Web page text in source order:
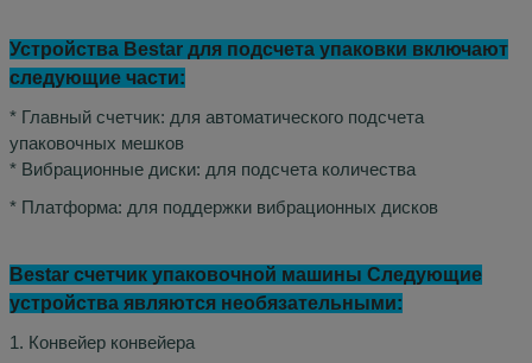
Устройства Bestar для подсчета упаковки включают
следующие части:
* Главный счетчик: для автоматического подсчета
упаковочных мешков
* Вибрационные диски: для подсчета количества
* Платформа: для поддержки вибрационных дисков
Bestar счетчик упаковочной машины Следующие
устройства являются необязательными:
1. Конвейер конвейера